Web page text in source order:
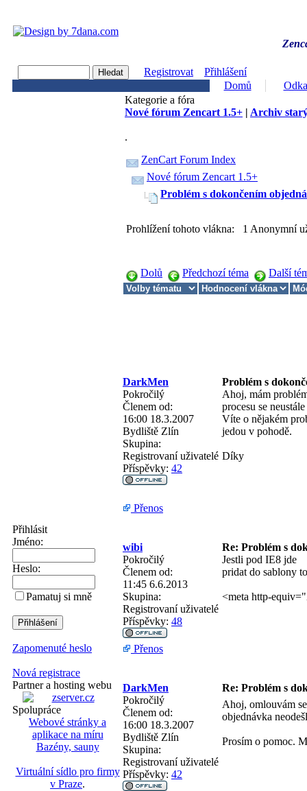
Registrovat
Přihlášení
Domů
Přihlásit
Jméno:
Heslo:
Pamatuj si mně
Zapomenuté heslo
Nová registrace
Partner a hosting webu
Spolupráce
Webové stránky a
aplikace na míru
Bazény, sauny
Virtuální sídlo pro firmy
v Praze.
Kategorie a fóra
Nové fórum Zencart 1.5+ | Archiv
.
ZenCart Forum Index
Nové fórum Zencart 1.5+
Problém s dokončením
Prohlížení tohoto vlákna: 1 Anonymní
Dolů Předchozí téma Další
DarkMen
Problém s
Pokročilý
Členem od:
16:00 18.3.2007
Bydliště Zlín
Skupina:
Registrovaní uživatelé
Příspěvky: 42
Ahoj, mám
procesu se
Víte o nějakém
jedou v pohodě.
Díky
Přenos
wibi
Re: Problém s
Pokročilý
Členem od:
11:45 6.6.2013
Skupina:
Registrovaní uživatelé
Příspěvky: 48
Jestli pod IE8 jde
pridat do sablony
<meta http-
Přenos
DarkMen
Re: Problém s
Pokročilý
Členem od:
16:00 18.3.2007
Bydliště Zlín
Skupina:
Registrovaní uživatelé
Příspěvky: 42
Ahoj, omlouvám
objednávka
Prosím o pomoc.